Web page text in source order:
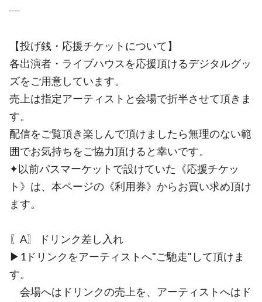
┈
【投げ銭・応援チケットについて】
各出演者・ライブハウスを応援頂けるデジタルグッ
ズをご用意しています。
売上は指定アーティストと会場で折半させて頂きま
す。
配信をご覧頂き楽しんで頂けましたら無理のない範
囲でお気持ちをご協力頂けると幸いです。
✦以前パスマーケットで設けていた《応援チケッ
ト》は、本ページの《利用券》からお買い求め頂け
ます。
〖A〗 ドリンク差し入れ
▶︎1ドリンクをアーティストへ"ご馳走"して頂けま
す。
会場へはドリンクの売上を、アーティストへはド